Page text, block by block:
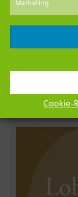
Marketing
Cookie-
6. August 11:00